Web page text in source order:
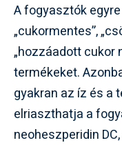
A fogyasztók
„cukormentes”,
„hozzáadott cukor
termékeket.
gyakran az íz és a
elriaszthatja a
neoheszperidin